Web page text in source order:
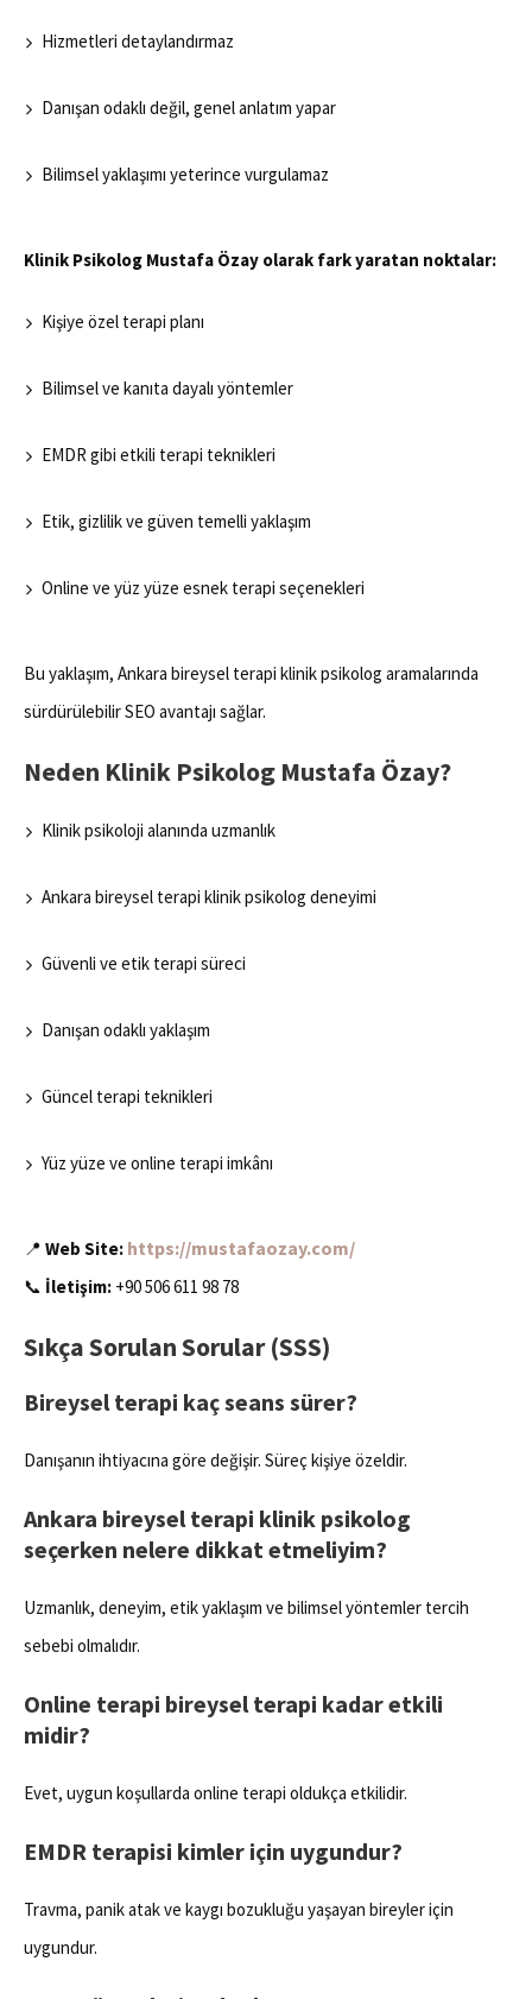
Hizmetleri detaylandırmaz
Danışan odaklı değil, genel anlatım yapar
Bilimsel yaklaşımı yeterince vurgulamaz
Klinik Psikolog Mustafa Özay olarak fark yaratan noktalar:
Kişiye özel terapi planı
Bilimsel ve kanıta dayalı yöntemler
EMDR gibi etkili terapi teknikleri
Etik, gizlilik ve güven temelli yaklaşım
Online ve yüz yüze esnek terapi seçenekleri
Bu yaklaşım, Ankara bireysel terapi klinik psikolog aramalarında
sürdürülebilir SEO avantajı sağlar.
Neden Klinik Psikolog Mustafa Özay?
Klinik psikoloji alanında uzmanlık
Ankara bireysel terapi klinik psikolog deneyimi
Güvenli ve etik terapi süreci
Danışan odaklı yaklaşım
Güncel terapi teknikleri
Yüz yüze ve online terapi imkânı
📍 Web Site: https://mustafaozay.com/
📞 İletişim: +90 506 611 98 78
Sıkça Sorulan Sorular (SSS)
Bireysel terapi kaç seans sürer?
Danışanın ihtiyacına göre değişir. Süreç kişiye özeldir.
Ankara bireysel terapi klinik psikolog
seçerken nelere dikkat etmeliyim?
Uzmanlık, deneyim, etik yaklaşım ve bilimsel yöntemler tercih
sebebi olmalıdır.
Online terapi bireysel terapi kadar etkili
midir?
Evet, uygun koşullarda online terapi oldukça etkilidir.
EMDR terapisi kimler için uygundur?
Travma, panik atak ve kaygı bozukluğu yaşayan bireyler için
uygundur.